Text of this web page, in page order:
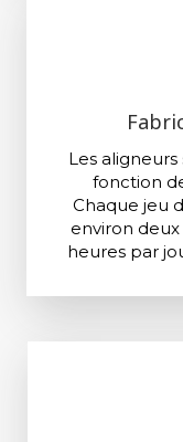
Les
fonction
Chaque jeu
environ deux
heures par